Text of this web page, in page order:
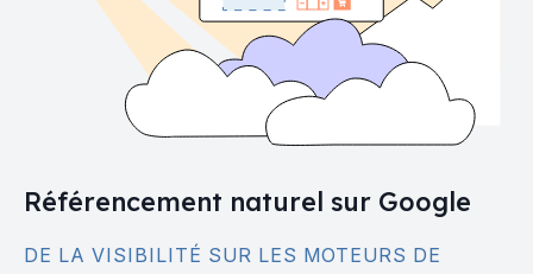
Référencement naturel sur Google
DE LA VISIBILITÉ SUR LES MOTEURS DE